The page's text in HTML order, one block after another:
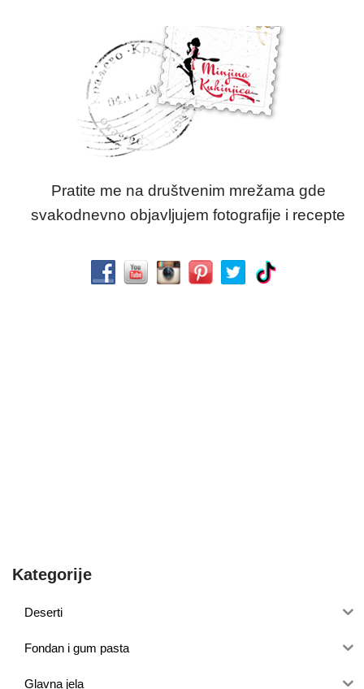
Pratite me na društvenim mrežama gde
svakodnevno objavljujem fotografije i recepte
Kategorije
Deserti
Fondan i gum pasta
Glavna jela